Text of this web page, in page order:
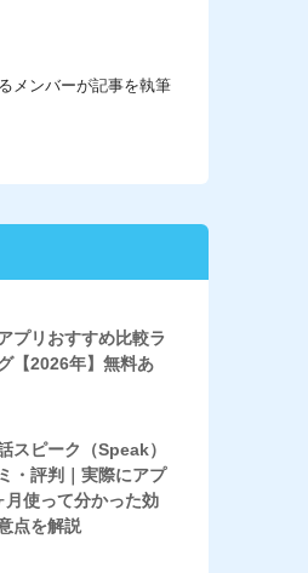
メンバーが記事を執筆
プリおすすめ比較ラ
【2026年】無料あ
スピーク（Speak）
・評判｜実際にアプ
月使って分かった効
点を解説